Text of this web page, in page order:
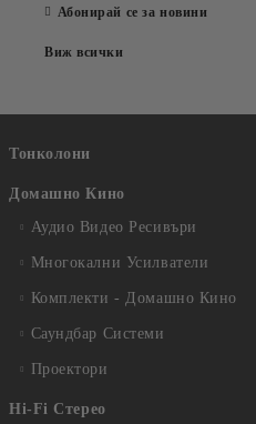
Абонирай се за новини
Виж всички
Тонколони
Домашно Кино
Аудио Видео Рeсивъри
Многокални Усилватели
Комплекти - Домашно Кино
Саундбар Системи
Проектори
Hi-Fi Стерео